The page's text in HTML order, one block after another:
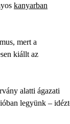
kanyarban
mert a
kiállt az
alatti ágazati
legyünk –